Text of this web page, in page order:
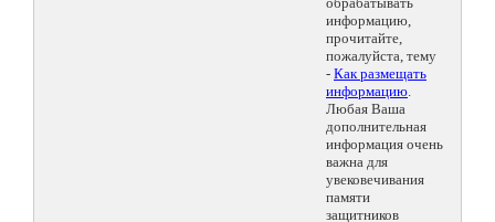
информацию,
прочитайте,
пожалуйста, тему
- Как размещать
информацию.
Любая Ваша
дополнительная
информация очень
важна для
увековечивания
памяти
защитников